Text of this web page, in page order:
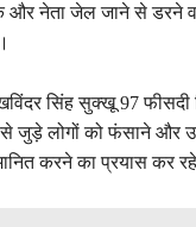
और नेता जेल जाने से
सिंह सुक्खू 97 फीसदी
से जुड़े लोगों को फंसाने
करने का प्रयास कर